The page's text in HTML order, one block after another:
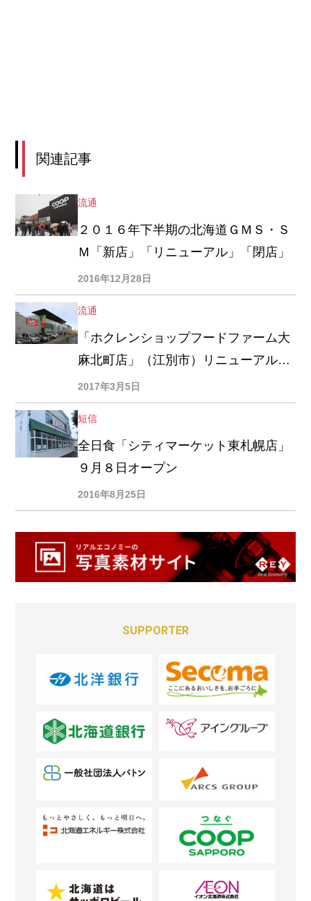
関連記事
流通
２０１６年下半期の北海道ＧＭＳ・Ｓ
Ｍ「新店」「リニューアル」「閉店」
2016年12月28日
流通
「ホクレンショップフードファーム大
麻北町店」（江別市）リニューアルオ
ープン
2017年3月5日
短信
全日食「シティマーケット東札幌店」
９月８日オープン
2016年8月25日
SUPPORTER